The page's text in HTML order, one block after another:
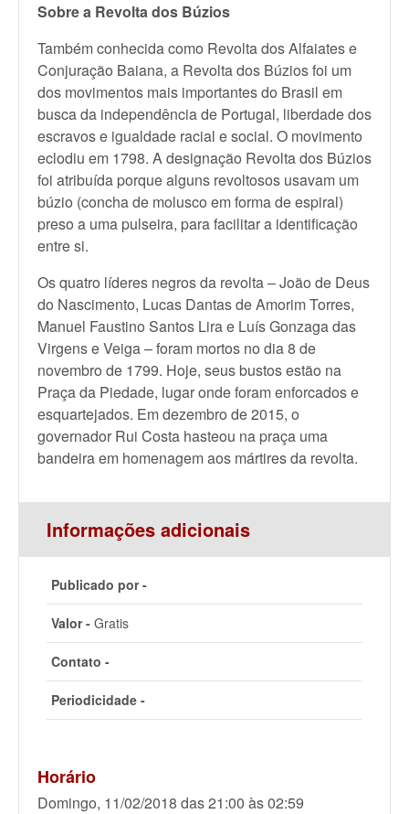
Sobre a Revolta dos Búzios
Também conhecida como Revolta dos Alfaiates e
Conjuração Baiana, a Revolta dos Búzios foi um
dos movimentos mais importantes do Brasil em
busca da independência de Portugal, liberdade dos
escravos e igualdade racial e social. O movimento
eclodiu em 1798. A designação Revolta dos Búzios
foi atribuída porque alguns revoltosos usavam um
búzio (concha de molusco em forma de espiral)
preso a uma pulseira, para facilitar a identificação
entre si.
Os quatro líderes negros da revolta – João de Deus
do Nascimento, Lucas Dantas de Amorim Torres,
Manuel Faustino Santos Lira e Luís Gonzaga das
Virgens e Veiga – foram mortos no dia 8 de
novembro de 1799. Hoje, seus bustos estão na
Praça da Piedade, lugar onde foram enforcados e
esquartejados. Em dezembro de 2015, o
governador Rui Costa hasteou na praça uma
bandeira em homenagem aos mártires da revolta.
Informações adicionais
Publicado por -
Valor - Gratis
Contato -
Periodicidade -
Horário
Domingo, 11/02/2018 das 21:00 às 02:59